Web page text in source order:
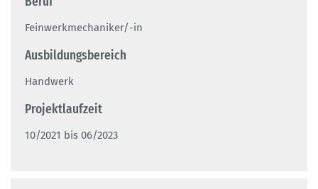
Feinwerkmechaniker/-in
Ausbildungsbereich
Handwerk
Projektlaufzeit
10/2021 bis 06/2023